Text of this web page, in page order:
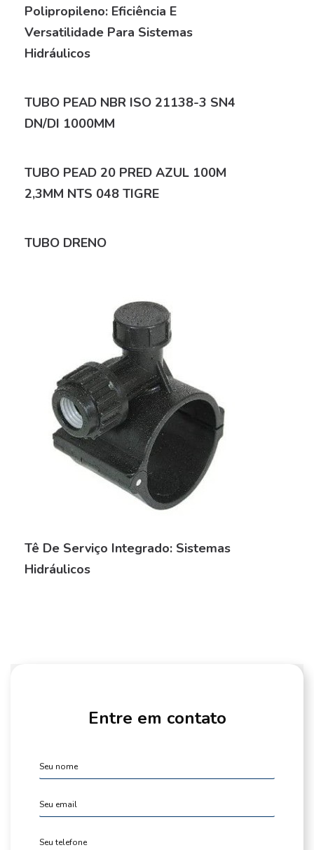
Polipropileno: Eficiência E
Versatilidade Para Sistemas
Hidráulicos
TUBO PEAD NBR ISO 21138-3 SN4
DN/DI 1000MM
TUBO PEAD 20 PRED AZUL 100M
2,3MM NTS 048 TIGRE
TUBO DRENO
Tê De Serviço Integrado: Sistemas
Hidráulicos
Entre em contato